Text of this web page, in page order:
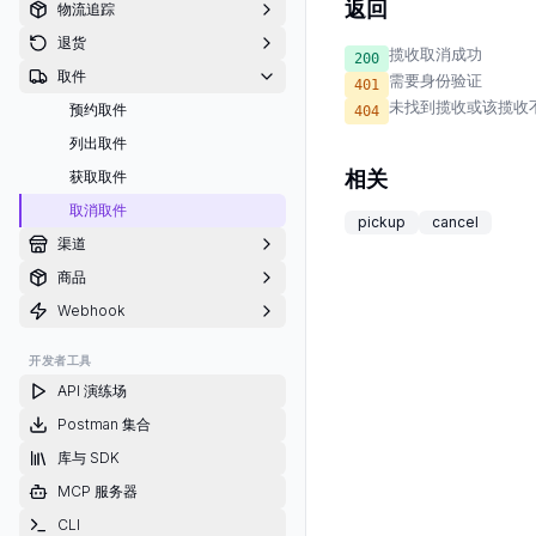
物流追踪
退货
取件
预约取件
列出取件
获取取件
取消取件
渠道
商品
Webhook
开发者工具
API 演练场
Postman 集合
库与 SDK
MCP 服务器
CLI
返回
200 揽收取消成功
401 需要身份验证
404 未找到揽收或该揽收
相关
pickup cancel